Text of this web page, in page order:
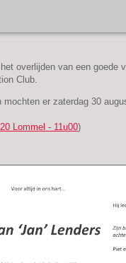
overlijden van een goede
Club.
er zaterdag 30
Lommel - 11u00)